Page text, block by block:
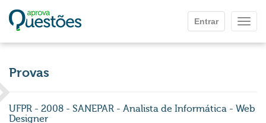
Entrar
Provas
UFPR - 2008 - SANEPAR - Analista de Informática - Web
Designer